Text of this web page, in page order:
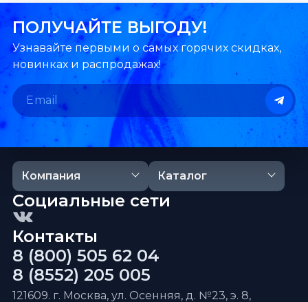
ПОЛУЧАЙТЕ ВЫГОДУ!
Узнавайте первыми о самых горячих скидках,
новинках и распродажах!
Компания Каталог
Контакты
8 (800) 505 62 04
8 (8552) 205 005
121609. г. Москва, ул. Осенняя, д. №23, э. 8,
Социальные сети